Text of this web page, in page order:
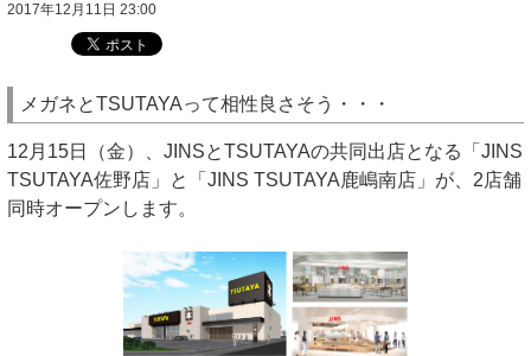
2017年12月11日 23:00
メガネとTSUTAYAって相性良さそう・・・
12月15日（金）、JINSとTSUTAYAの共同出店となる「JINS
TSUTAYA佐野店」と「JINS TSUTAYA鹿嶋南店」が、2店舗
同時オープンします。